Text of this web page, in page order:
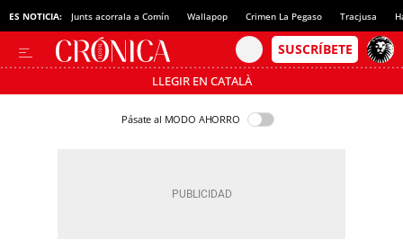
ES NOTICIA: Junts acorrala a Comín Wallapop Crimen La Pegaso Tracjusa
LLEGIR EN CATALÀ
Pásate al MODO AHORRO